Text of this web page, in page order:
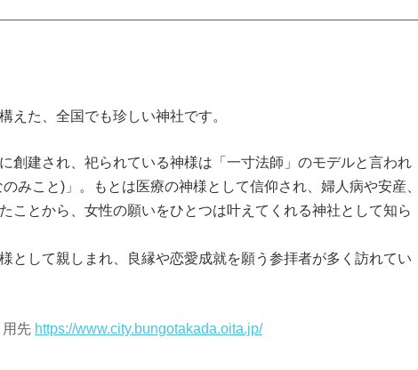
えた、全国でも珍しい神社です。
創建され、祀られている神様は「一寸法師」のモデルと言われ
のみこと) 」。もとは医療の神様として信仰され、婦人病や安産、
ことから、女性の願いをひとつは叶えてくれる神社として知ら
として親しまれ、良縁や恋愛成就を願う参拝者が多く訪れてい
用先 https://www.city.bungotakada.oita.jp/